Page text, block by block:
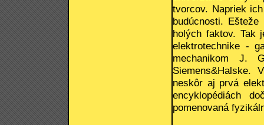
tvorcov. Napriek
budúcnosti.
holých faktov. Tak
elektrotechnike -
mechanikom J.
neskôr aj prvá
encyklopédiách
pomenovaná